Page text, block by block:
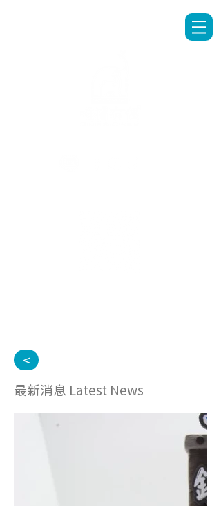
<
最新消息 Latest News